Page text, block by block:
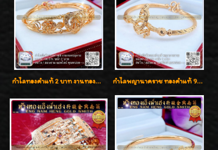
กำไลทองคำแท้ 2 บาท งานทองฉลุลาย ดีไซน์หรูหรา สวยคลาสสิค กำไลพญานาคราช ทองคำแท้ 96.5% น้ำหนัก 1 บาท เสริมสิริมงคล